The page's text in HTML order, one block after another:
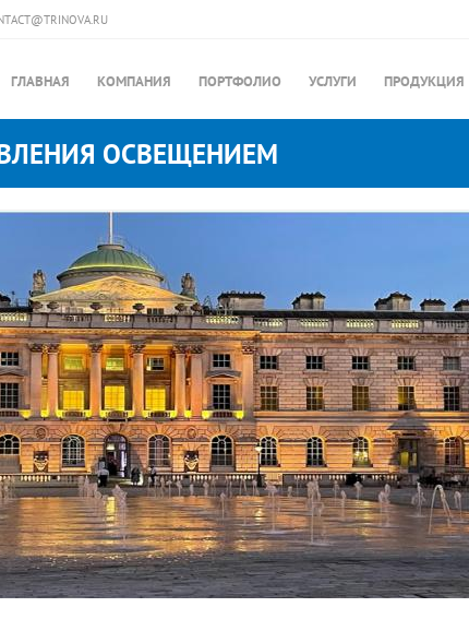
ГЛАВНАЯ КОМПАНИЯ ПОРТФОЛИО УСЛУГИ ПРОДУКЦИЯ
ОСВЕЩЕНИЕМ